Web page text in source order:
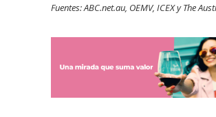
Fuentes: ABC.net.au, OEMV, ICEX y The